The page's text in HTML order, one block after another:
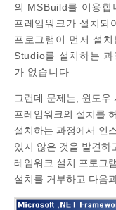
의 MSBuild를 이용
프레임워크가 설치되
프로그램이 먼저 설
Studio를 설치하는
가 없습니다.
그런데 문제는, 윈도
프레임워크의 설치를
설치하는 과정에서 인
있지 않은 것을 발견하
레임워크 설치 프로그
설치를 거부하고 다음